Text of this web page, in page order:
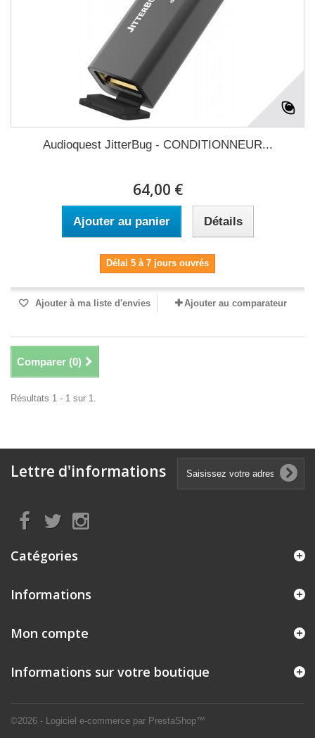
Audioquest JitterBug - CONDITIONNEUR...
64,00 €
Ajouter au panier Détails
Délai 5 à 7 jours ouvrés
Ajouter à ma liste d'envies Ajouter au comparateur
Comparer (0)
Résultats 1 - 1 sur 1.
Lettre d'informations
Catégories
Informations
©2026 - Logiciel e-commerce par PrestaShop™
Mon compte
Informations sur votre boutique